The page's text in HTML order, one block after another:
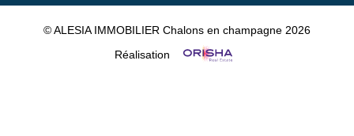
© ALESIA IMMOBILIER Chalons en champagne 2026
Réalisation